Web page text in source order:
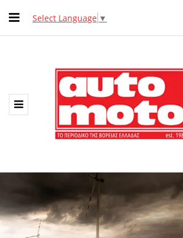
Select Language ▼